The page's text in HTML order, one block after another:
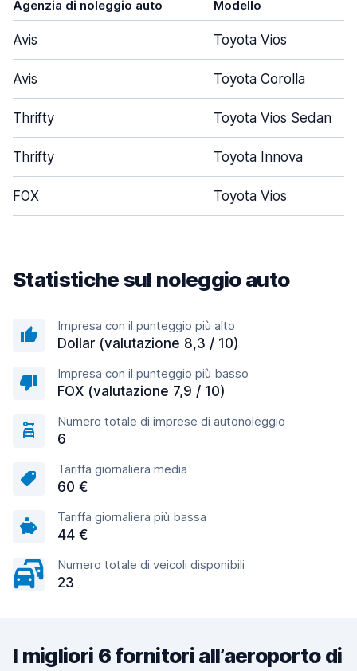
Agenzia di noleggio auto Modello
Avis Toyota Vios
Avis Toyota Corolla
Thrifty Toyota Vios Sedan
Thrifty Toyota Innova
FOX Toyota Vios
Statistiche sul noleggio auto
Impresa con il punteggio più alto
Dollar (valutazione 8,3 / 10)
Impresa con il punteggio più basso
FOX (valutazione 7,9 / 10)
Numero totale di imprese di autonoleggio
6
Tariffa giornaliera media
60 €
Tariffa giornaliera più bassa
44 €
Numero totale di veicoli disponibili
23
I migliori 6 fornitori all’aeroporto di